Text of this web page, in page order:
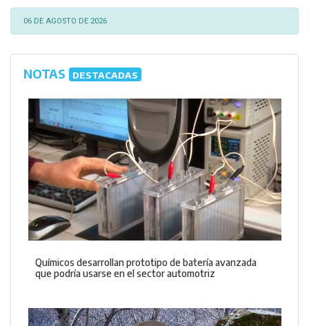
06 DE AGOSTO DE 2026
NOTAS DESTACADAS
Químicos desarrollan prototipo de batería avanzada
que podría usarse en el sector automotriz